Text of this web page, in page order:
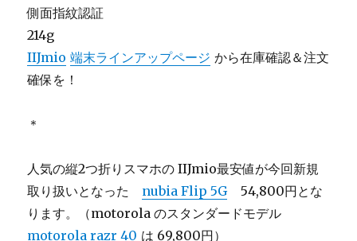
側面指紋認証
214g
IIJmio 端末ラインアップページ から在庫確認＆注文
確保を！
＊
人気の縦2つ折りスマホの IIJmio最安値が今回新規
取り扱いとなった nubia Flip 5G 54,800円とな
ります。（motorola のスタンダードモデル
motorola razr 40 は 69,800円）